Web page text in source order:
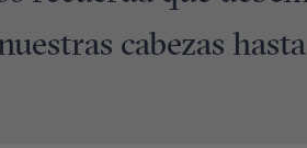
cabezas